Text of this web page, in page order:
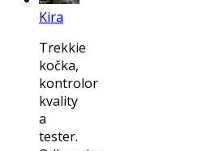
Kira
Trekkie
kočka,
kontrolor
kvality
a
tester.